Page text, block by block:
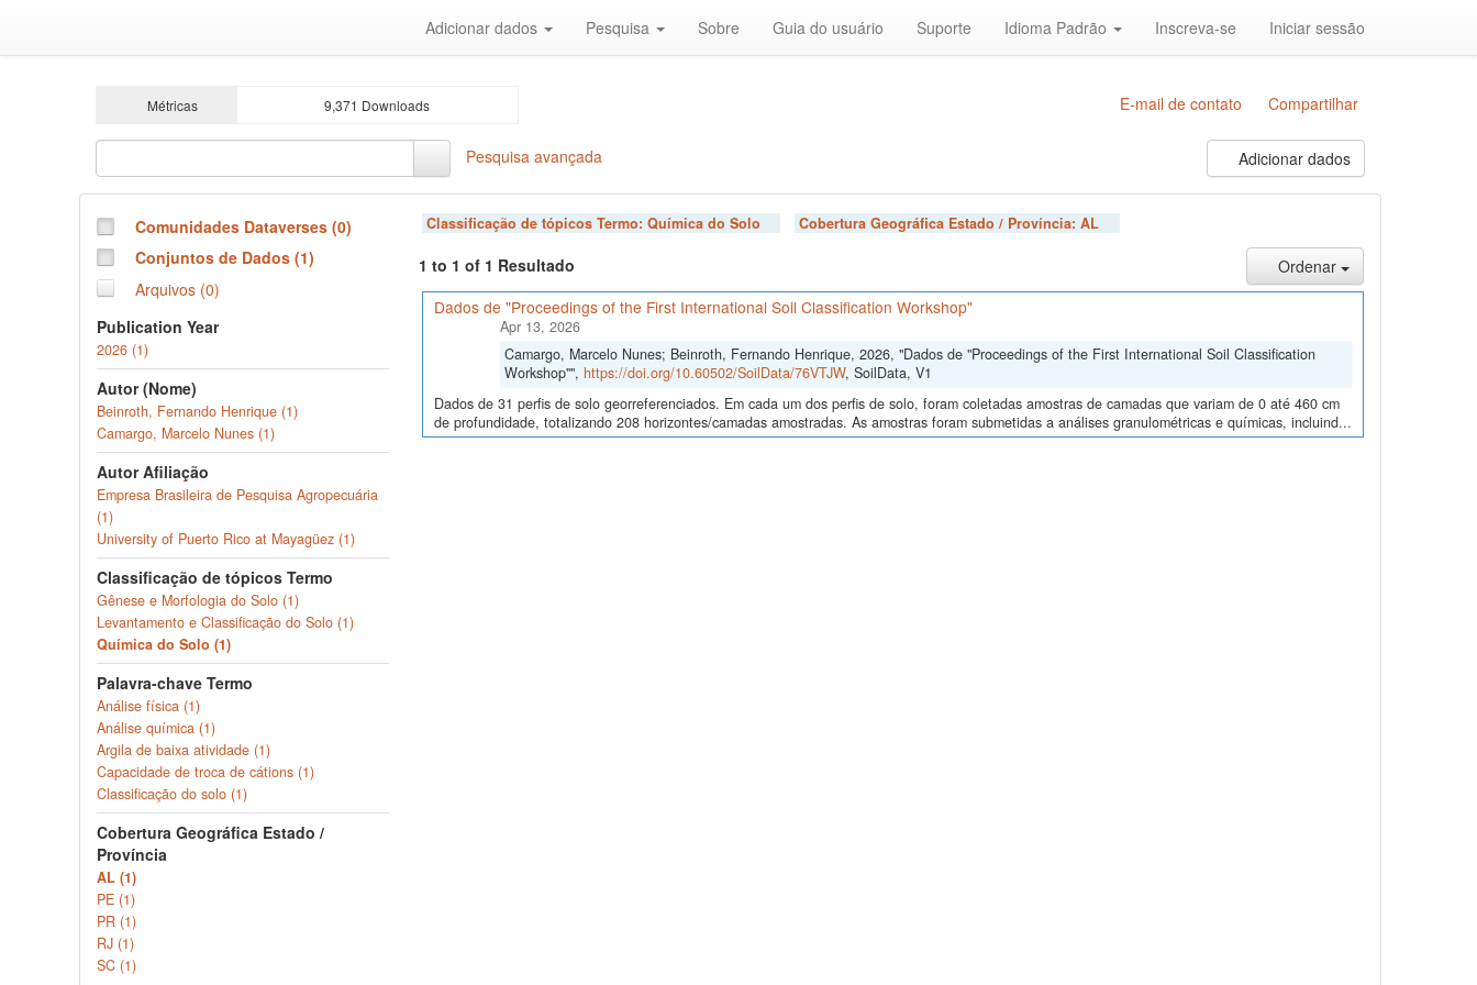
Adicionar dados Pesquisa Sobre Guia do usuário Suporte Idioma Padrão Inscreva-se Iniciar sessão
Métricas 9,371 Downloads E-mail de contato Compartilhar
Pesquisa avançada Adicionar dados
Comunidades Dataverses (0)
Conjuntos de Dados (1)
Arquivos (0)
Publication Year
2026 (1)
Autor (Nome)
Beinroth, Fernando Henrique (1)
Camargo, Marcelo Nunes (1)
Autor Afiliação
Empresa Brasileira de Pesquisa Agropecuária
(1)
University of Puerto Rico at Mayagüez (1)
Classificação de tópicos Termo
Gênese e Morfologia do Solo (1)
Levantamento e Classificação do Solo (1)
Química do Solo (1)
Palavra-chave Termo
Análise física (1)
Análise química (1)
Argila de baixa atividade (1)
Capacidade de troca de cátions (1)
Classificação do solo (1)
Cobertura Geográfica Estado /
Província
AL (1)
PE (1)
PR (1)
RJ (1)
SC (1)
Classificação de tópicos Termo: Química do Solo Cobertura Geográfica Estado / Província: AL
1 to 1 of 1 Resultado
Ordenar
Dados de "Proceedings of the First International Soil Classification Workshop"
Apr 13, 2026
Camargo, Marcelo Nunes; Beinroth, Fernando Henrique, 2026, "Dados de "Proceedings of the First International Soil Classification
Workshop"", https://doi.org/10.60502/SoilData/76VTJW, SoilData, V1
Dados de 31 perfis de solo georreferenciados. Em cada um dos perfis de solo, foram coletadas amostras de camadas que variam de 0 até 460 cm
de profundidade, totalizando 208 horizontes/camadas amostradas. As amostras foram submetidas a análises granulométricas e químicas, incluind...